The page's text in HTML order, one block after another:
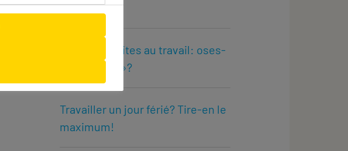
qui vois !
Fixer tes limites au travail: oses-
tu dire «non»?
Travailler un jour férié? Tire-en le
maximum!